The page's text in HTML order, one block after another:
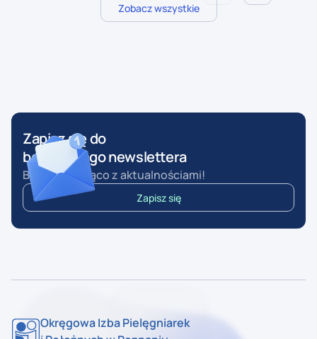
Zobacz wszystkie
Zapisz się do
bezpłatnego newslettera
Bądź na bieżąco z aktualnościami!
Zapisz się
Okręgowa Izba Pielęgniarek